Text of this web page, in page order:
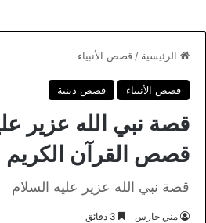
الرئيسية / قصص الأنبياء
قصص الأنبياء قصص دينية
قصة نبي الله عزير
قصص القرآن الكريم
قصة نبي الله عزير عليه السلام
مني حارس